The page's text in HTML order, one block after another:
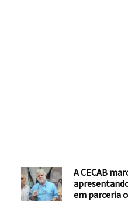
A CECAB
em parceria